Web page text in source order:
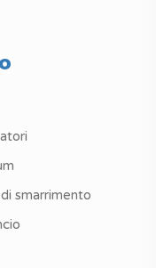
smarrimento